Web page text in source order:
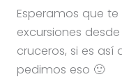
Esperamos que
excursiones
cruceros, si es así
pedimos eso 🙂